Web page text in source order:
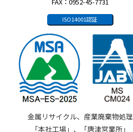
ISO14001認証
金属リサイクル、産業廃棄物処理
「本社工場」、「唐津営業所」